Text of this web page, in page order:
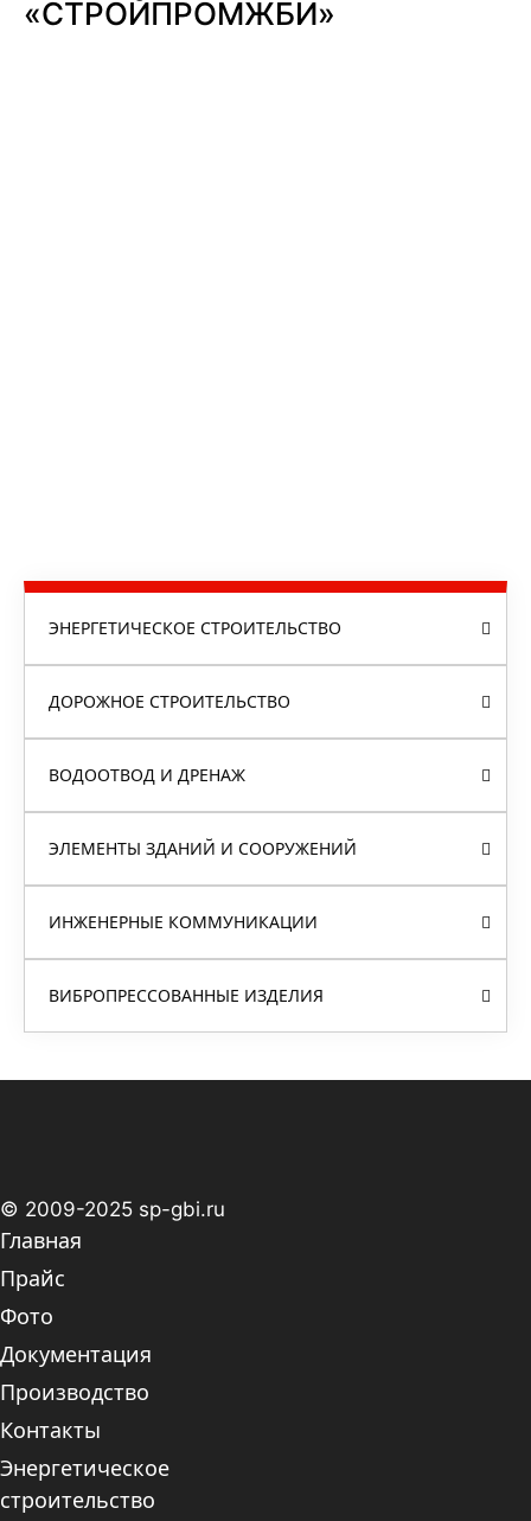
«СТРОЙПРОМЖБИ»
ЭНЕРГЕТИЧЕСКОЕ СТРОИТЕЛЬСТВО
ДОРОЖНОЕ СТРОИТЕЛЬСТВО
ВОДООТВОД И ДРЕНАЖ
ЭЛЕМЕНТЫ ЗДАНИЙ И СООРУЖЕНИЙ
ИНЖЕНЕРНЫЕ КОММУНИКАЦИИ
ВИБРОПРЕССОВАННЫЕ ИЗДЕЛИЯ
© 2009-2025 sp-gbi.ru
Главная
Прайс
Фото
Документация
Производство
Контакты
Энергетическое
строительство